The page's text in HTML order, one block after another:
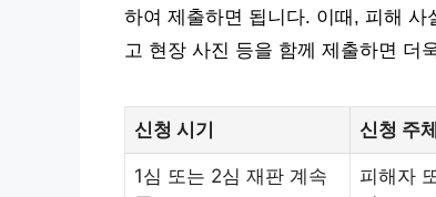
하여 제출하면 됩니다. 이때, 피해
고 현장 사진 등을 함께 제출하면 더
신청 시기 신청 주
1심 또는 2심 재판 계속
피해자